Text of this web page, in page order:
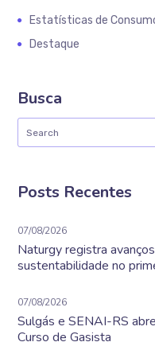
Estatísticas de
Destaque
Busca
Posts Recentes
07/08/2026
Naturgy registra
sustentabilidade no
07/08/2026
Sulgás e SENAI-RS
Curso de Gasista